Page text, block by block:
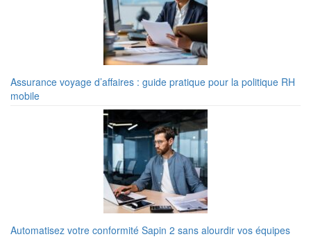
Assurance voyage d’affaires : guide pratique pour la politique RH
mobile
Automatisez votre conformité Sapin 2 sans alourdir vos équipes